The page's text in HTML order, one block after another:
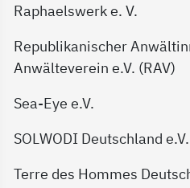
Raphaelswerk e. V.
Republikanischer
Anwälteverein e.V. (RAV)
Sea-Eye e.V.
SOLWODI Deutschland e.V.
Terre des Hommes